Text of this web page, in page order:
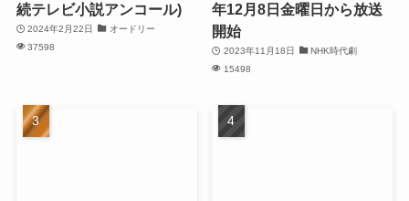
続テレビ小説アンコール)
2024年2月22日
オードリー
37598
年12月8日金曜日から放送
開始
2023年11月18日
NHK時代劇
15498